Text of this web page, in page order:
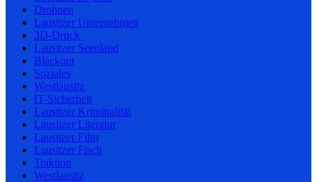
Drohnen
Lausitzer Unternehmen
3D-Druck
Lausitzer Seenland
Blackout
Soziales
Westlausitz
IT-Sicherheit
Lausitzer Kriminalität
Lausitzer Literatur
Lausitzer Film
Lausitzer Fisch
Traktion
Westlausitz